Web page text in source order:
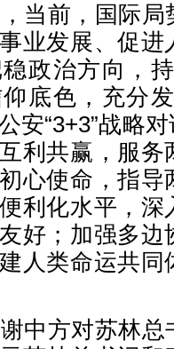
当前，国际
业发展、促
政治方向，
底色，充分
安“3+3”战略
利共赢，服
心使命，指
利化水平，
好；加强多
人类命运共
中方对苏林